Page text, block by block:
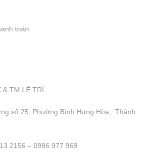
toán
& TM LÊ TRÍ
số 25, Phường Bình Hưng Hòa, Thành
2156 – 0986 977 969